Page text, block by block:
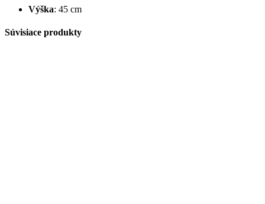
Výška: 45 cm
Súvisiace produkty